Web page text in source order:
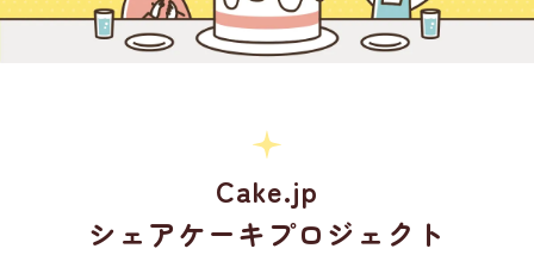
Cake.jp
シェアケーキプロジェクト